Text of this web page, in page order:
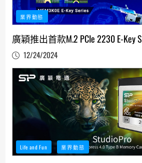
業界動態
廣穎推出首款M.2 PCIe 2230 E-Key
12/24/2024
Life and Fun 業界動態